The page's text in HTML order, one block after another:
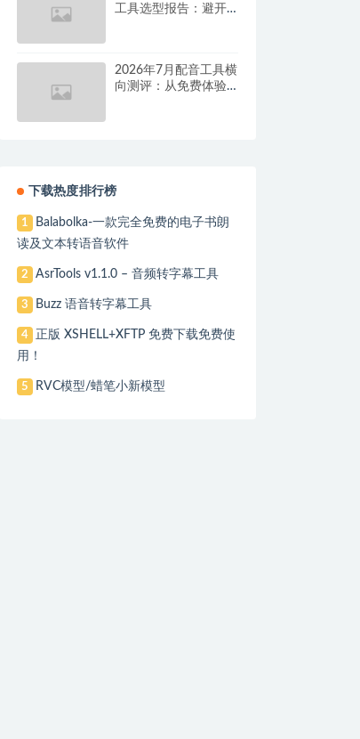
工具选型报告：避开
2026年7月配音工具横
向测评：从免费体验
下载热度排行榜
1
Balabolka-一款完全免费的电子书朗
读及文本转语音软件
2 AsrTools v1.1.0 – 音频转字幕工具
3 Buzz 语音转字幕工具
4
正版 XSHELL+XFTP 免费下载免费使
用！
5 RVC模型/蜡笔小新模型